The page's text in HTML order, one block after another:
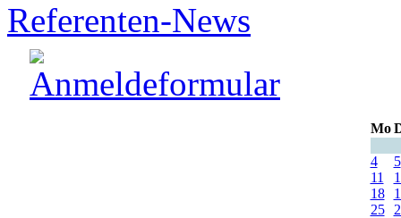
Referenten-News
Mo
4
5
11
18
25